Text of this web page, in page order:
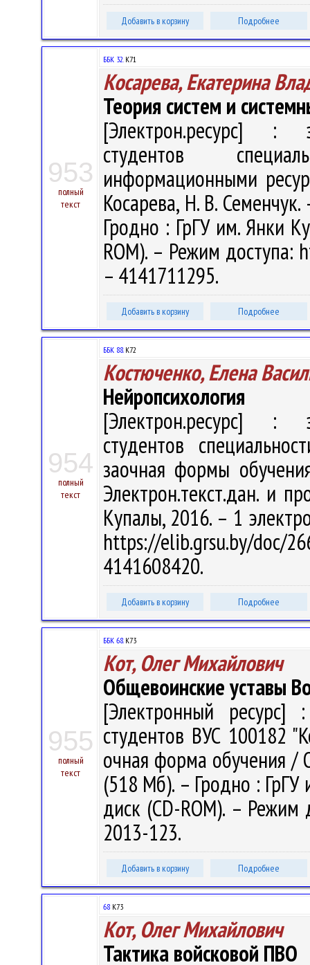
Добавить в корзину Подробнее
953
полный
текст
ББК 32.К71
Косарева, Екатерина
Теория систем и
[Электрон.ресурс] :
студентов
информационными
Косарева, Н. В.
Гродно : ГрГУ им. Янки
ROM). – Режим доступа:
– 4141711295.
Добавить в корзину Подробнее
954
полный
текст
ББК 88.К72
Костюченко, Елена
Нейропсихология
[Электрон.ресурс] :
студентов
заочная формы
Электрон.текст.дан. и
Купалы, 2016. – 1
https://elib.grsu.by/
4141608420.
Добавить в корзину Подробнее
955
полный
текст
ББК 68.К73
Кот, Олег Михайлович
Общевоинские уставы
[Электронный ресурс]
студентов ВУС 100182
очная форма обучения /
(518 Мб). – Гродно : ГрГУ
диск (CD-ROM). –
2013-123.
Добавить в корзину Подробнее
68 К73
Кот, Олег Михайлович
Тактика войсковой ПВО